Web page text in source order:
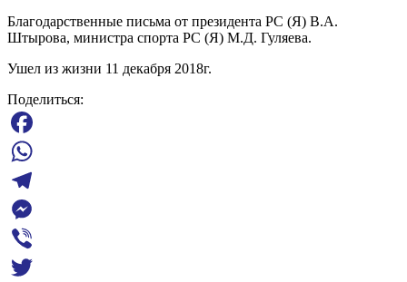
Благодарственные письма от президента РС (Я) В.А.
Штырова, министра спорта РС (Я) М.Д. Гуляева.
Ушел из жизни 11 декабря 2018г.
Поделиться:
Facebook
WhatsApp
Telegram
Messenger
Viber